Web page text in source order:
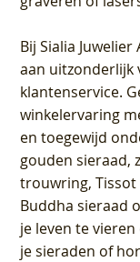
BijSialia
aan uitzonderlijk
klantenservice.
winkelervaring
en toegewijd
gouden sieraad,
trouwring, Tissot
Buddha sieraad
je leven te
je sieraden of